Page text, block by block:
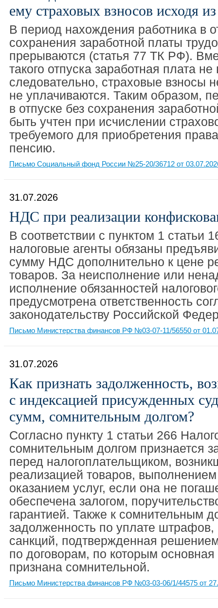
ему страховых взносов исходя
В период нахождения работника в
сохранения заработной платы
прерываются (статья 77 ТК РФ).
такого отпуска заработная плата
следовательно, страховые взносы
не уплачиваются. Таким образом,
в отпуске без сохранения
быть учтен при исчислении
требуемого для приобретения
пенсию.
Письмо Социальный фонд России №25-20/36712 от
31.07.2026
НДС при реализации
В соответствии с пунктом 1 статьи
налоговые агенты обязаны
сумму НДС дополнительно к цене
товаров. За неисполнение или
исполнение обязанностей
предусмотрена ответственность
законодательству Российской
Письмо Министерства финансов РФ №03-07-11/56550 от
31.07.2026
Как признать задолженность,
с индексацией присужденных
сумм, сомнительным долгом?
Согласно пункту 1 статьи 266
сомнительным долгом признается
перед налогоплательщиком,
реализацией товаров,
оказанием услуг, если она не
обеспечена залогом,
гарантией. Также к сомнительным
задолженность по уплате
санкций, подтвержденная
по договорам, по которым
признана сомнительной.
Письмо Министерства финансов РФ №03-03-06/1/44575 от